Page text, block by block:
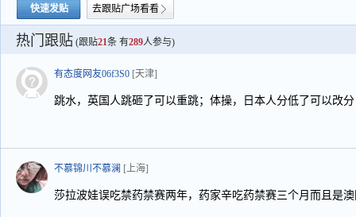
快速发贴 去跟贴广场看看
热门跟贴 (跟贴21条 有289人参与)
有态度网友06f3S0 [天津]
跳水，英国人跳砸了可以重跳；体操，日本人分低了可以改
不慕锦川不慕澜 [上海]
莎拉波娃误吃禁药禁赛两年，药家辛吃药禁赛三个月而且是